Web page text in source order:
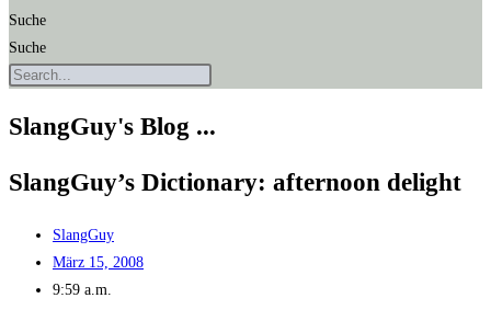
Suche
Suche
SlangGuy's Blog ...
SlangGuy’s Dic­tion­a­ry: after­noon delight
SlangGuy
März 15, 2008
9:59 a.m.